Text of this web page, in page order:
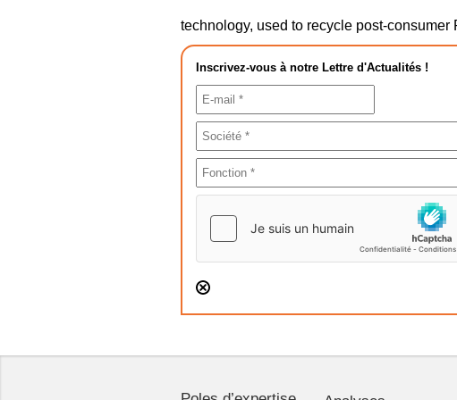
technology, used to recycle
Inscrivez-vous à notre Lettre d'Actualités !